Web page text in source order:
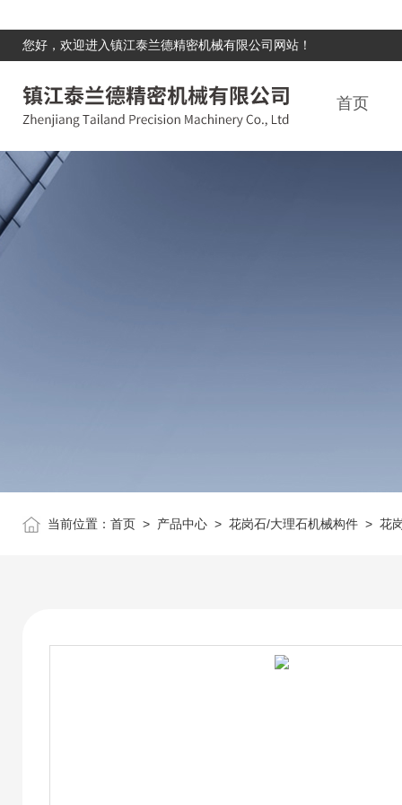
您好，欢迎进入镇江泰兰德精密机械有限公司网站！
首页
当前位置： 首页 > 产品中心 > 花岗石/大理石机械构件 > 花